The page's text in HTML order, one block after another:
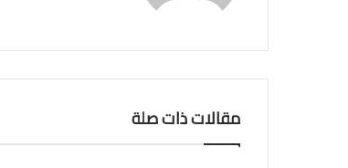
مقالات ذات صلة